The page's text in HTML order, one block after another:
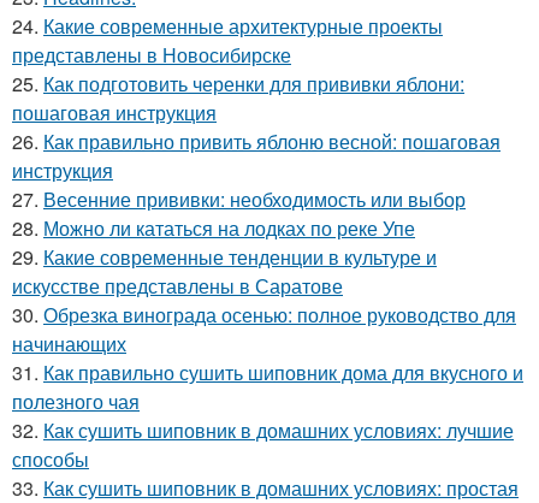
24. Какие современные архитектурные проекты
представлены в Новосибирске
25. Как подготовить черенки для прививки яблони:
пошаговая инструкция
26. Как правильно привить яблоню весной: пошаговая
инструкция
27. Весенние прививки: необходимость или выбор
28. Можно ли кататься на лодках по реке Упе
29. Какие современные тенденции в культуре и
искусстве представлены в Саратове
30. Обрезка винограда осенью: полное руководство для
начинающих
31. Как правильно сушить шиповник дома для вкусного и
полезного чая
32. Как сушить шиповник в домашних условиях: лучшие
способы
33. Как сушить шиповник в домашних условиях: простая